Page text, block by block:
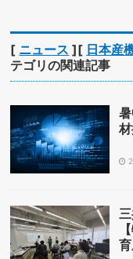
[ ニュース ][ 日本産
テゴリの関連記事
育